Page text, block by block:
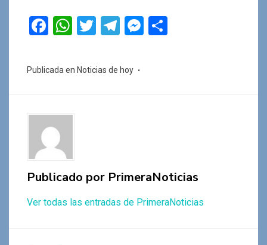
F
ce
o
k
W
at
p
T
tt
T
e
M
Publicada en Noticias de hoy
Publicado por PrimeraNoticias
Ver todas las entradas de PrimeraNoticias